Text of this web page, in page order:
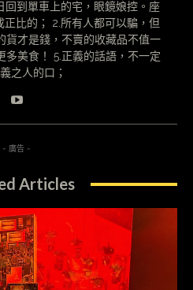
回到單車上的宅，眼鏡娘控。座
正比的； 2.所有人都可以騙，但
貨才是錢，不賣的收藏品不值一
多美食！ 5.正義的話語，不一定
之人的口；
- 廣告 -
Articles